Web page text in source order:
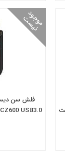
م
و
ج
و
د
ن
ی
س
ت
CZ600 USB3.0 ظرفیت 64 گیگابایت